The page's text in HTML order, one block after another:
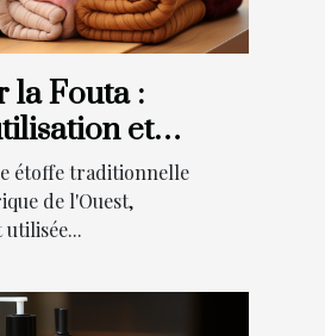
la Fouta :
et
actuelles
étoffe traditionnelle
de l'Ouest,